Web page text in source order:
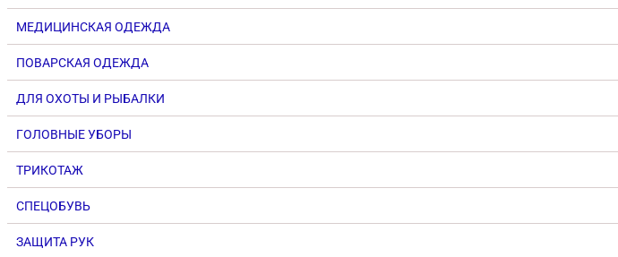
МЕДИЦИНСКАЯ ОДЕЖДА
ПОВАРСКАЯ ОДЕЖДА
ДЛЯ ОХОТЫ И РЫБАЛКИ
ГОЛОВНЫЕ УБОРЫ
ТРИКОТАЖ
СПЕЦОБУВЬ
ЗАЩИТА РУК